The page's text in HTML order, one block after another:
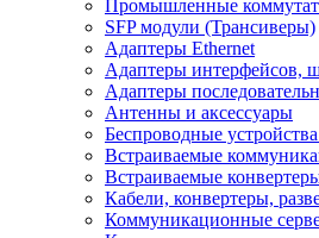
Промышленные
SFP модули (Трансиверы)
Адаптеры Ethernet
Адаптеры интерфейсов,
Адаптеры
Антенны и аксессуары
Беспроводные
Встраиваемые
Встраиваемые
Кабели, конвертеры,
Коммуникационные